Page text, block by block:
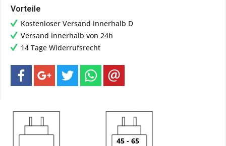
Vorteile
Kostenloser Versand innerhalb D
Versand innerhalb von 24h
14 Tage Widerrufsrecht
45 - 65